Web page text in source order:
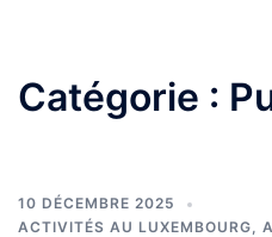
Catégorie :
10 DÉCEMBRE 2025
ACTIVITÉS AU LUXEMBOURG,